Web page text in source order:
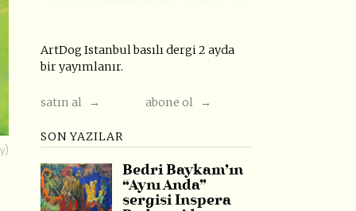
ArtDog Istanbul basılı dergi 2 ayda
bir yayımlanır.
satın al → abone ol →
SON YAZILAR
Bedri Baykam’ın
“Aynı Anda”
sergisi Inspera